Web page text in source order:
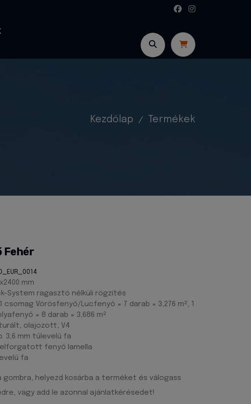
Kezdőlap Termékek
Fehér
mm
System ragasztó nélküli rögzítés
csomag Vörösfenyő/Lucfenyő = 7 darab = 3,276 m², 1
= 8 darab = 3,686 m²
olajozott, V4
3,6 mm tűlevelű fa
fenyő lamella
fa
gombra, helyezd kosárba a terméket és válogass
vagy add le azonnal ajánlatkérésedet!